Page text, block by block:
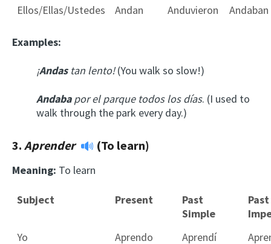
Ellos/Ellas/Ustedes
Andan Anduvieron Andaban
Examples:
¡Andastan lento!(You walk so slow!)
Andabapor el parque todos los días. (I used to
walk through the park every day.)
3.Aprender (To learn)
Meaning: To learn
Subject Present
Past
Simple
Past
Yo
Aprendo Aprendí